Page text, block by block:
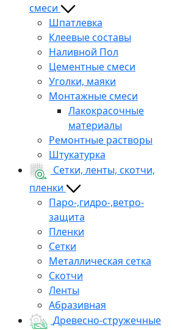
смеси
Шпатлевка
Клеевые составы
Наливной Пол
Цементные смеси
Уголки, маяки
Монтажные смеси
Лакокрасочные
материалы
Ремонтные растворы
Штукатурка
Сетки, ленты, скотчи,
пленки
Паро-,гидро-,ветро-
защита
Пленки
Сетки
Металлическая сетка
Скотчи
Ленты
Абразивная
Древесно-стружечные